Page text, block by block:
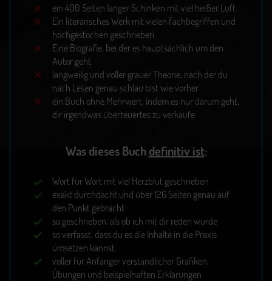
ein 400 Seiten langer Schinken mit viel heißer Luft
Ein literarisches Werk mit vielen Fachbegriffen und
hochgestochen geschrieben
Eine Biografie, bei der es hauptsächlich um den
Autor geht
langweilig und voller grauer Theorie, nach der du
nach Lesen genau schlau bist wie vorher
ein Buch ohne Mehrwert, indem es nur darum geht,
dir irgendwas überteuertes zu verkaufe
Was dieses Buchdefinitiv ist:
Wort für Wort mit viel Herzblut geschrieben
exakt durchdacht und über 126 Seiten genau auf
den Punkt gebracht
so geschrieben, als ob ich mit dir reden würde
so verfasst, dass du es die Inhalte in die Praxis
umsetzen kannst
voller für Anfänger verständlicher Grafiken,
Übungen und beispielhaften Erklärungen